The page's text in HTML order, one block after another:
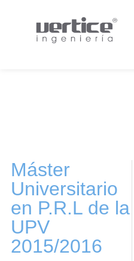
Máster
Universitario
en P.R.L de la
UPV
2015/2016